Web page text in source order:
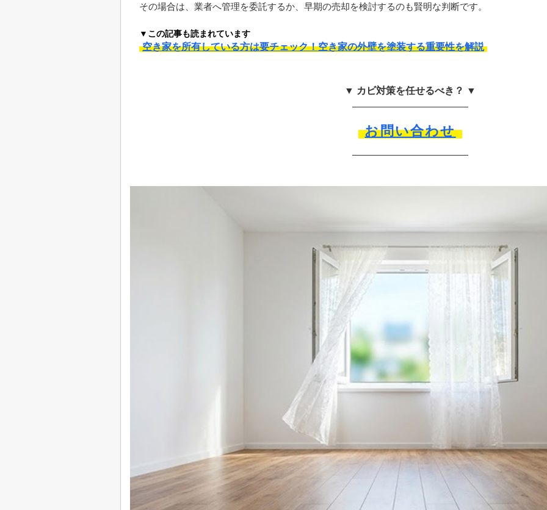
その場合は、業者へ管理を委託するか、早期の売却を検討するのも賢明な判断です。
▼この記事も読まれています
空き家を所有している方は要チェック！空き家の外壁を塗装する重要性を解説
▼ カビ対策を任せるべき？ ▼
お問い合わせ